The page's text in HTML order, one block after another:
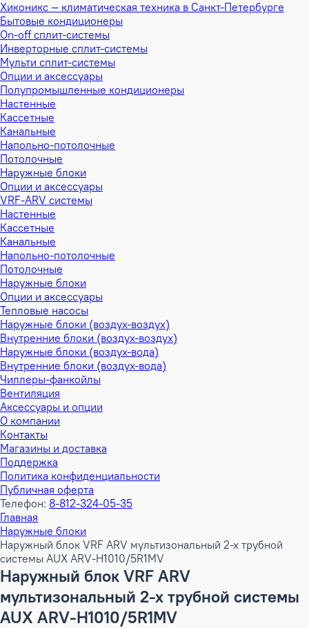
Хиконикс — климатическая техника в Санкт-Петербурге
Бытовые кондиционеры
On-off сплит-системы
Инверторные сплит-системы
Мульти сплит-системы
Опции и аксессуары
Полупромышленные кондиционеры
Настенные
Кассетные
Канальные
Напольно-потолочные
Потолочные
Наружные блоки
Опции и аксессуары
VRF-ARV системы
Настенные
Кассетные
Канальные
Напольно-потолочные
Потолочные
Наружные блоки
Опции и аксессуары
Тепловые насосы
Наружные блоки (воздух-воздух)
Внутренние блоки (воздух-воздух)
Наружные блоки (воздух-вода)
Внутренние блоки (воздух-вода)
Чиллеры-фанкойлы
Вентиляция
Аксессуары и опции
О компании
Контакты
Магазины и доставка
Поддержка
Политика конфиденциальности
Публичная оферта
Телефон: 8-812-324-05-35
Главная
Наружные блоки
Наружный блок VRF ARV мультизональный 2-х трубной
системы AUX ARV-H1010/5R1MV
Наружный блок VRF ARV
мультизональный 2-х трубной системы
AUX ARV-H1010/5R1MV